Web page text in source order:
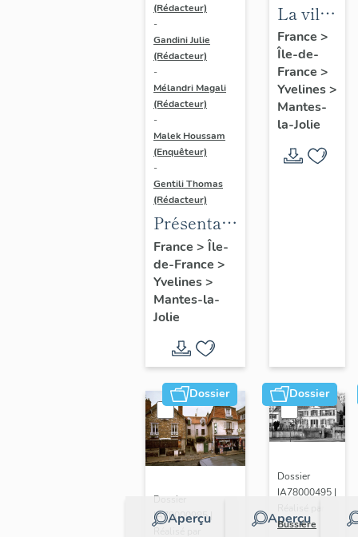
(Rédacteur)
-
Gandini Julie
(Rédacteur)
-
Mélandri Magali
(Rédacteur)
-
Malek Houssam
(Enquêteur)
-
Gentili Thomas
(Rédacteur)
Présentation
de l'étude
France > Île-
de-France >
Yvelines>
Mantes-la-
Jolie
La ville
de
Mantes-
la-Jolie
France >
Île-de-
France >
Yvelines>
Mantes-
la-Jolie
Dossier
Aperçu
Dossier
IA78000985 |
Dossier
Aperçu
Dossier
IA78000495 |
Bussière